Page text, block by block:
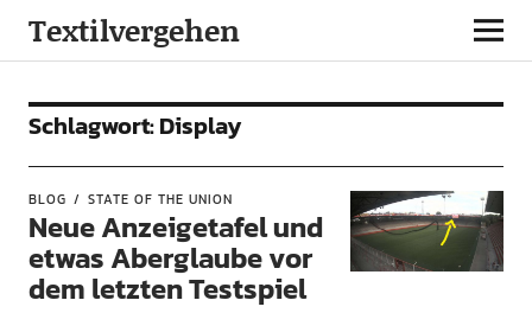
Textilvergehen
Schlagwort:Display
BLOG STATE OF THE UNION
Neue Anzeigetafel und
etwas Aberglaube vor
dem letzten Testspiel